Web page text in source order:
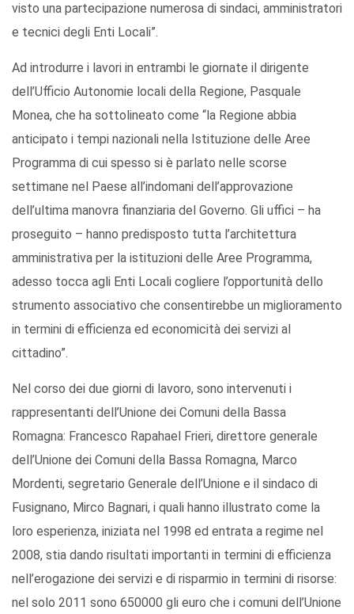
visto una partecipazione numerosa di sindaci, amministratori
e tecnici degli Enti Locali”.
Ad introdurre i lavori in entrambi le giornate il dirigente
dell’Ufficio Autonomie locali della Regione, Pasquale
Monea, che ha sottolineato come “la Regione abbia
anticipato i tempi nazionali nella Istituzione delle Aree
Programma di cui spesso si è parlato nelle scorse
settimane nel Paese all’indomani dell’approvazione
dell’ultima manovra finanziaria del Governo. Gli uffici – ha
proseguito – hanno predisposto tutta l’architettura
amministrativa per la istituzioni delle Aree Programma,
adesso tocca agli Enti Locali cogliere l’opportunità dello
strumento associativo che consentirebbe un miglioramento
in termini di efficienza ed economicità dei servizi al
cittadino”.
Nel corso dei due giorni di lavoro, sono intervenuti i
rappresentanti dell’Unione dei Comuni della Bassa
Romagna: Francesco Rapahael Frieri, direttore generale
dell’Unione dei Comuni della Bassa Romagna, Marco
Mordenti, segretario Generale dell’Unione e il sindaco di
Fusignano, Mirco Bagnari, i quali hanno illustrato come la
loro esperienza, iniziata nel 1998 ed entrata a regime nel
2008, stia dando risultati importanti in termini di efficienza
nell’erogazione dei servizi e di risparmio in termini di risorse:
nel solo 2011 sono 650000 gli euro che i comuni dell’Unione